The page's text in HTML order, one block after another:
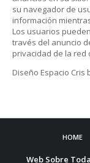
su navegador de
información
Los usuarios
través del anuncio
privacidad de la red
Diseño Espacio Cris
HOME
Web Sobre